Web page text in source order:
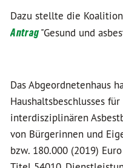
Dazu stellte die
Antrag"Gesund und
Das Abgeordnetenhaus
Haushaltsbeschlusses
interdisziplinären
von Bürgerinnen und
bzw. 180.000 (2019)